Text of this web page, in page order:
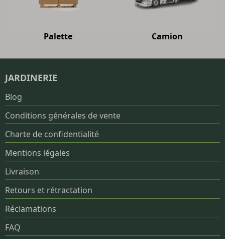
Palette Camion
JARDINERIE
Blog
Conditions générales de vente
Charte de confidentialité
Mentions légales
Livraison
Retours et rétractation
Réclamations
FAQ